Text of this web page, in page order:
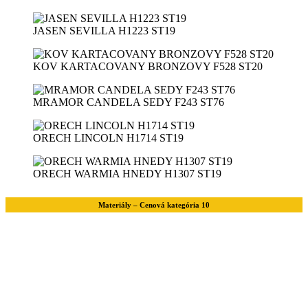
JASEN SEVILLA H1223 ST19
KOV KARTACOVANY BRONZOVY F528 ST20
MRAMOR CANDELA SEDY F243 ST76
ORECH LINCOLN H1714 ST19
ORECH WARMIA HNEDY H1307 ST19
Materiály – Cenová kategória 10